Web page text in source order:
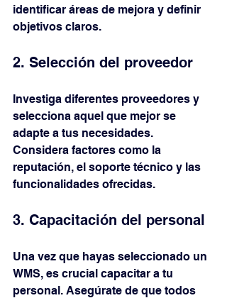
identificar áreas de mejora y definir
objetivos claros.
2. Selección del proveedor
Investiga diferentes proveedores y
selecciona aquel que mejor se
adapte a tus necesidades.
Considera factores como la
reputación, el soporte técnico y las
funcionalidades ofrecidas.
3. Capacitación del personal
Una vez que hayas seleccionado un
WMS, es crucial capacitar a tu
personal. Asegúrate de que todos